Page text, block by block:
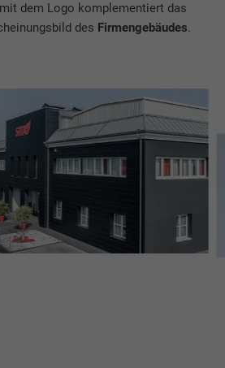
dem Logo komplementiert das
des Firmengebäudes.